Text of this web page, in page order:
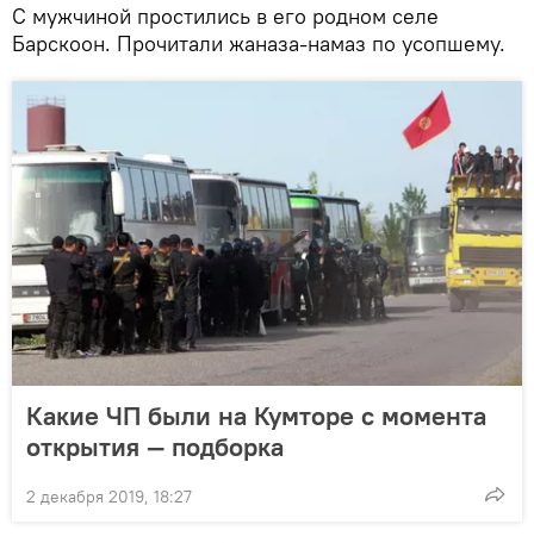
С мужчиной простились в его родном селе
Барскоон. Прочитали жаназа-намаз по усопшему.
Какие ЧП были на Кумторе с момента
открытия — подборка
2 декабря 2019, 18:27